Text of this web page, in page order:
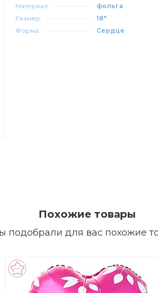
Материал:
фольга
Размер:
18"
Форма:
Сердце
Похожие товары
подобрали для вас похожие